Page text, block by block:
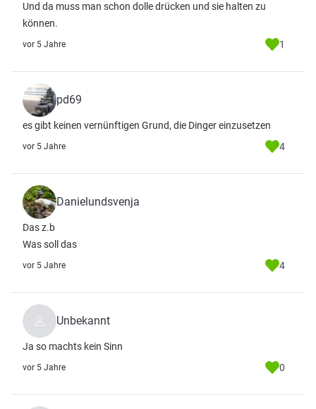
Und da muss man schon dolle drücken und sie halten zu
können.
vor 5 Jahre 1
pd69
es gibt keinen vernünftigen Grund, die Dinger einzusetzen
vor 5 Jahre 4
Danielundsvenja
Das z.b
Was soll das
vor 5 Jahre 4
Unbekannt
Ja so machts kein Sinn
vor 5 Jahre 0